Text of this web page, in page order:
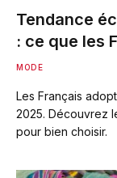
Tendance
: ce que les
MODE
Les Français
2025. Découvrez
pour bien choisir.